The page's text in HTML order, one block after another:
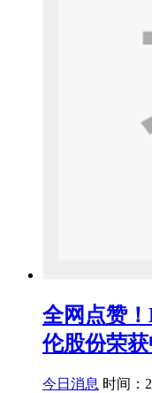
全网点赞
伦股份荣
今日消息 时间：